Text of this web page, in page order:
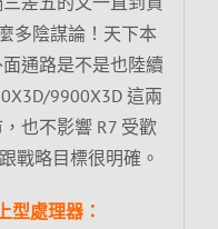
多陰謀論！天下本
通路是不是也陸續
9900X3D 這兩
也不影響 R7 受歡
戰略目標很明確。
型處理器：